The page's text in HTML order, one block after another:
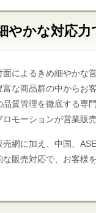
やかな対応
面によるきめ細やかな
富な商品群の中からお
品質管理を徹底する専
ロモーションが営業販
売網に加え、中国、
な販売対応で、お客様